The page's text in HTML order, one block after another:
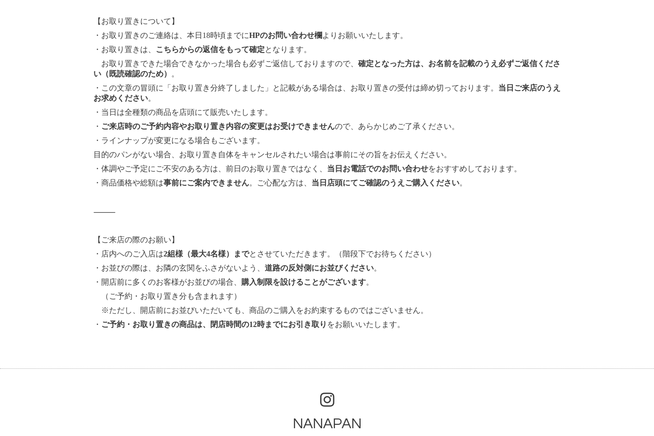
【お取り置きについて】
・お取り置きのご連絡は、本日18時頃までにHPのお問い合わせ欄よりお願いいたします。
・お取り置きは、
こちらからの返信をもって確定となります。
お取り置きできた場合できなかった場合も必ずご返信しておりますので、 確定となった方は、お名前を記載のうえ必ずご返信くださ
い（既読確認のため）
。
・この文章の冒頭に「お取り置き分終了しました」と記載がある場合は、お取り置きの受付は締め切っております。 当日ご来店のうえ
お求めください。
・当日は全種類の商品を店頭にて販売いたします。
・ ご来店時のご予約内容やお取り置き内容の変更はお受けできませんので、あらかじめご了承ください。
・ラインナップが変更になる場合もございます。
目的のパンがない場合、お取り置き自体をキャンセルされたい場合は事前にその旨をお伝えください。
・体調やご予定にご不安のある方は、前日のお取り置きではなく、 当日お電話でのお問い合わせをおすすめしております。
・商品価格や総額は事前にご案内できません。ご心配な方は、 当日店頭にてご確認のうえご購入ください。
⸻
【ご来店の際のお願い】
・店内へのご入店は2組様（最大4名様）までとさせていただきます。（階段下でお待ちください）
・お並びの際は、お隣の玄関をふさがないよう、 道路の反対側にお並びください。
・開店前に多くのお客様がお並びの場合、 購入制限を設けることがございます。
（ご予約・お取り置き分も含まれます）
※ただし、開店前にお並びいただいても、商品のご購入をお約束するものではございません。
・ ご予約・お取り置きの商品は、閉店時間の12時までにお引き取り をお願いいたします。
NANAPAN